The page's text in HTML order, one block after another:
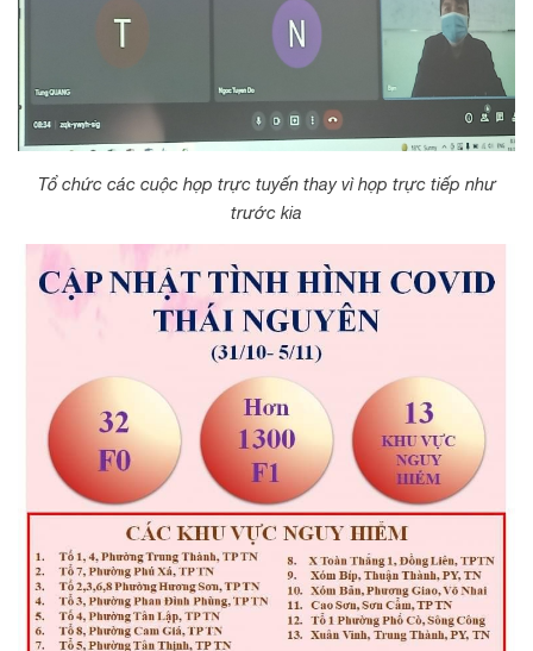
Tổ chức các cuộc họp trực tuyến thay vì họp trực tiếp như
trước kia